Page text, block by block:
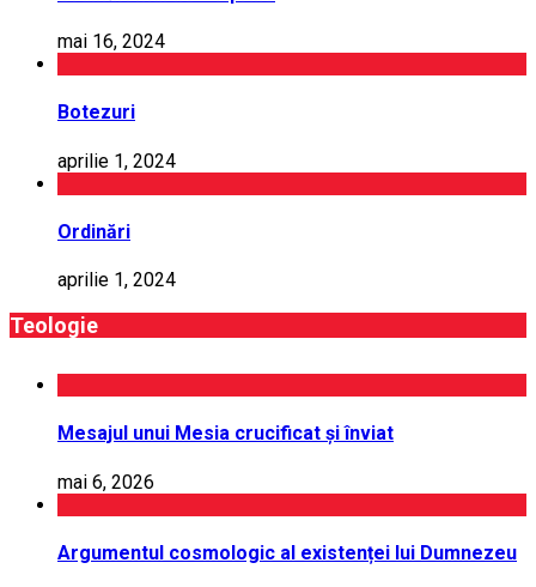
mai 16, 2024
Botezuri
aprilie 1, 2024
Ordinări
aprilie 1, 2024
Teologie
Mesajul unui Mesia crucificat și înviat
mai 6, 2026
Argumentul cosmologic al existenței lui Dumnezeu